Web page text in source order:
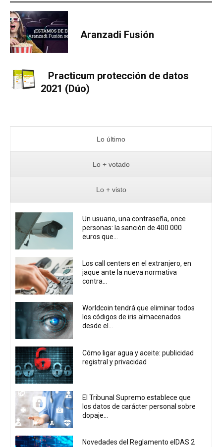
Aranzadi Fusión
Practicum protección de datos
2021 (Dúo)
Lo último
Lo + votado
Lo + visto
Un usuario, una contraseña, once
personas: la sanción de 400.000
euros que...
Los call centers en el extranjero, en
jaque ante la nueva normativa
contra...
Worldcoin tendrá que eliminar todos
los códigos de iris almacenados
desde el...
Cómo ligar agua y aceite: publicidad
registral y privacidad
El Tribunal Supremo establece que
los datos de carácter personal sobre
dopaje...
Novedades del Reglamento eIDAS 2